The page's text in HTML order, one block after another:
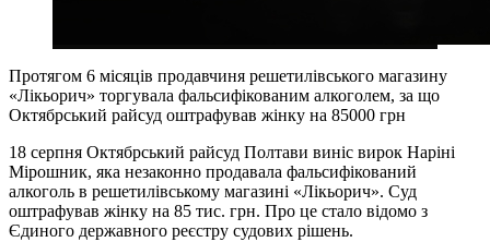
Протягом 6 місяців продавчиня решетилівського магазину
«Лікьорич» торгувала фальсифікованим алкоголем, за що
Октябрський райсуд оштрафував жінку на 85000 грн
18 серпня Октябрський райсуд Полтави виніс вирок Наріні
Мірошник, яка незаконно продавала фальсифікований
алкоголь в решетилівському магазині «Лікьорич». Суд
оштрафував жінку на 85 тис. грн. Про це стало відомо з
Єдиного державного реєстру судових рішень.